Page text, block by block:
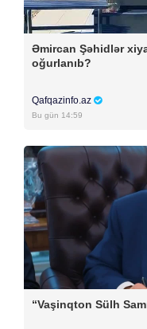
Əmircan Şəhidlər
oğurlanıb?
Qafqazinfo.az
Bu gün 14:59
“Vaşinqton Sülh